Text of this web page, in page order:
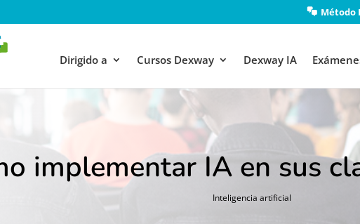
Método
Dirigido a Cursos Dexway Dexway IA
implementar IA en sus
Inteligencia artificial